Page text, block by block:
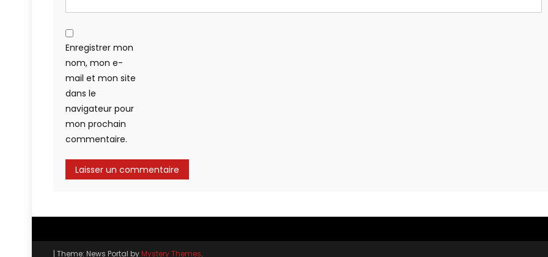
Enregistrer mon
nom, mon e-
mail et mon site
dans le
navigateur pour
mon prochain
commentaire.
| Theme: News Portal byMystery Themes.